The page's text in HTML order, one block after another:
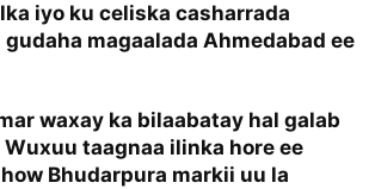
iyo ku celiska casharrada
magaalada Ahmedabad ee
waxay ka bilaabatay hal galab
Wuxuu taagnaa ilinka hore ee
Bhudarpura markii uu la